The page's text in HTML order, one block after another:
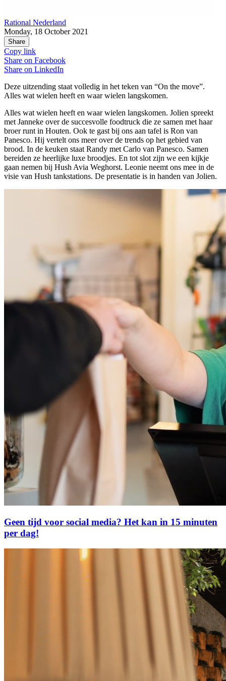
Rational Nederland
Monday, 18 October 2021
Share
Copy link
Share on Facebook
Share on LinkedIn
Deze uitzending staat volledig in het teken van “On the move”.
Alles wat wielen heeft en waar wielen langskomen.
Alles wat wielen heeft en waar wielen langskomen. Jolien spreekt
met Janneke over de succesvolle foodtruck die ze samen met haar
broer runt in Houten. Ook te gast bij ons aan tafel is Ron van
Panesco. Hij vertelt ons meer over de trends op het gebied van
brood. In de keuken staat Randy met Carlo van Panesco. Samen
bereiden ze heerlijke luxe broodjes. En tot slot zijn we een kijkje
gaan nemen bij Hush Avia Weghorst. Leonie neemt ons mee in de
visie van Hush tankstations. De presentatie is in handen van Jolien.
Geen tijd voor social media? Het kan in 15 minuten
per dag!